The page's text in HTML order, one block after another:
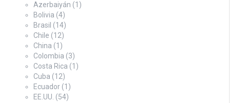
Azerbaiyán (1)
Bolivia (4)
Brasil (14)
Chile (12)
China (1)
Colombia (3)
Costa Rica (1)
Cuba (12)
Ecuador (1)
EE.UU. (54)